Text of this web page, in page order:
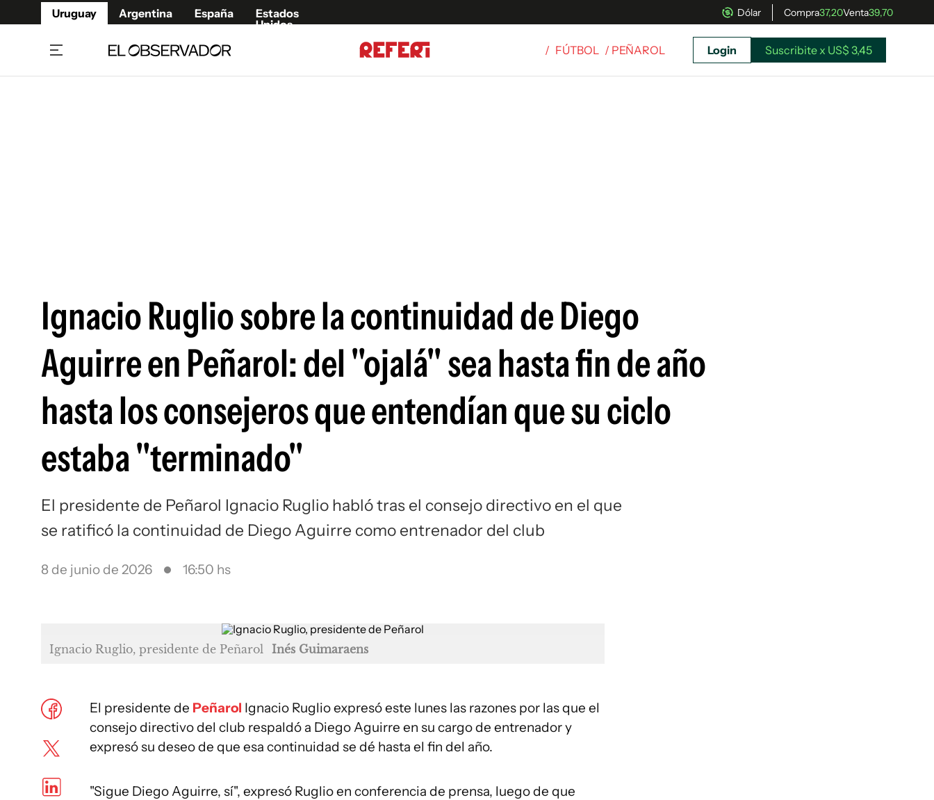
Uruguay Argentina España
Estados
Unidos
Dólar Compra37,20Venta39,70
Siguenos en:
/ FÚTBOL / PEÑAROL Login Suscribite x US$ 3,45
Ignacio Ruglio sobre la continuidad de Diego
Aguirre en Peñarol: del "ojalá" sea hasta fin de año
hasta los consejeros que entendían que su ciclo
estaba "terminado"
El presidente de Peñarol Ignacio Ruglio habló tras el consejo directivo en el que
se ratificó la continuidad de Diego Aguirre como entrenador del club
8 de junio de 2026 16:50 hs
Ignacio Ruglio, presidente de Peñarol Inés Guimaraens
El presidente de Peñarol Ignacio Ruglio expresó este lunes las razones por las que el
consejo directivo del club respaldó a Diego Aguirre en su cargo de entrenador y
expresó su deseo de que esa continuidad se dé hasta el fin del año.
"Sigue Diego Aguirre, sí", expresó Ruglio en conferencia de prensa, luego de que